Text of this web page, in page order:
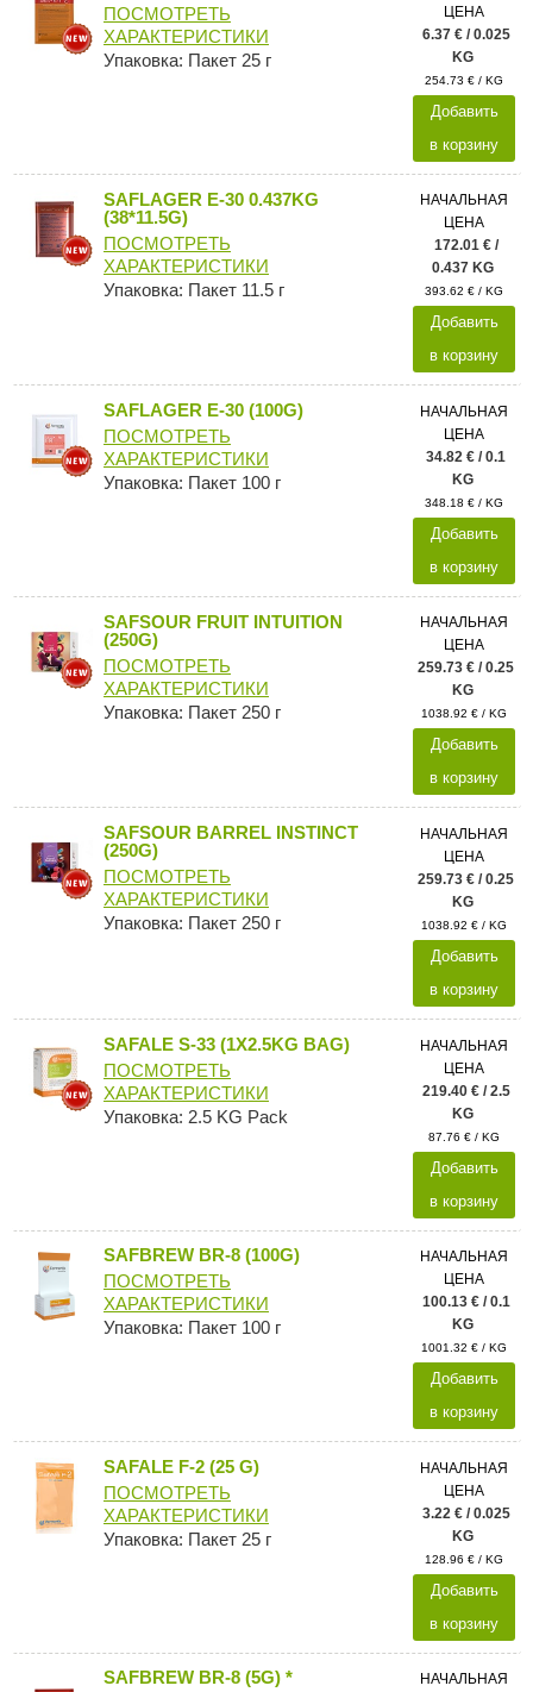
ПОСМОТРЕТЬ
ХАРАКТЕРИСТИКИ
Упаковка: Пакет 25 г
ЦЕНА
6.37 € / 0.025
KG
254.73 € / KG
Добавить
в корзину
SAFLAGER E-30 0.437KG
(38*11.5G)
ПОСМОТРЕТЬ
ХАРАКТЕРИСТИКИ
Упаковка: Пакет 11.5 г
НАЧАЛЬНАЯ
ЦЕНА
172.01 € /
0.437 KG
393.62 € / KG
Добавить
в корзину
SAFLAGER E-30 (100G)
ПОСМОТРЕТЬ
ХАРАКТЕРИСТИКИ
Упаковка: Пакет 100 г
НАЧАЛЬНАЯ
ЦЕНА
34.82 € / 0.1
KG
348.18 € / KG
Добавить
в корзину
SAFSOUR FRUIT INTUITION
(250G)
ПОСМОТРЕТЬ
ХАРАКТЕРИСТИКИ
Упаковка: Пакет 250 г
НАЧАЛЬНАЯ
ЦЕНА
259.73 € / 0.25
KG
1038.92 € / KG
Добавить
в корзину
SAFSOUR BARREL INSTINCT
(250G)
ПОСМОТРЕТЬ
ХАРАКТЕРИСТИКИ
Упаковка: Пакет 250 г
НАЧАЛЬНАЯ
ЦЕНА
259.73 € / 0.25
KG
1038.92 € / KG
Добавить
в корзину
SAFALE S-33 (1X2.5KG BAG)
ПОСМОТРЕТЬ
ХАРАКТЕРИСТИКИ
Упаковка: 2.5 KG Pack
НАЧАЛЬНАЯ
ЦЕНА
219.40 € / 2.5
KG
87.76 € / KG
Добавить
в корзину
SAFBREW BR-8 (100G)
ПОСМОТРЕТЬ
ХАРАКТЕРИСТИКИ
Упаковка: Пакет 100 г
НАЧАЛЬНАЯ
ЦЕНА
100.13 € / 0.1
KG
1001.32 € / KG
Добавить
в корзину
SAFALE F-2 (25 G)
ПОСМОТРЕТЬ
ХАРАКТЕРИСТИКИ
Упаковка: Пакет 25 г
НАЧАЛЬНАЯ
ЦЕНА
3.22 € / 0.025
KG
128.96 € / KG
Добавить
в корзину
SAFBREW BR-8 (5G) *
НАЧАЛЬНАЯ